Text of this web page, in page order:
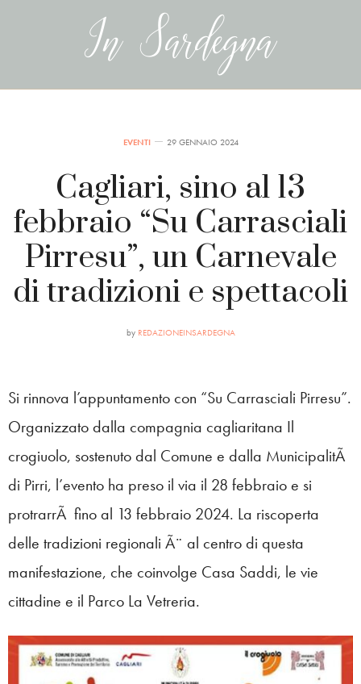
EVENTI 29 GENNAIO 2024
Cagliari, sino al 13
febbraio “Su Carrasciali
Pirresu”, un Carnevale
di tradizioni e spettacoli
by REDAZIONEINSARDEGNA
Si rinnova l’appuntamento con “Su Carrasciali Pirresu”.
Organizzato dalla compagnia cagliaritana Il
crogiuolo, sostenuto dal Comune e dalla MunicipalitÃ
di Pirri, l’evento ha preso il via il 28 febbraio e si
protrarrÃ fino al 13 febbraio 2024. La riscoperta
delle tradizioni regionali Ã¨ al centro di questa
manifestazione, che coinvolge Casa Saddi, le vie
cittadine e il Parco La Vetreria.